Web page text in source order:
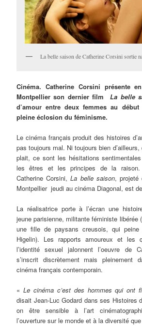
La belle saison de Catherine Corsini sortie
Cinéma. Catherine Corsini présente
Montpellier son dernier film
La belle
d’amour entre deux femmes au
pleine éclosion du féminisme.
Le cinéma français produit des histoires
pas toujours mal. Ni toujours bien
plait, ce sont les hésitations
les êtres et les principes de la
Catherine Corsini, La belle saison, projeté
Montpellier jeudi au cinéma Diagonal, est
La réalisatrice porte à l’écran une
jeune parisienne, militante féministe libérée
une fille de paysans creusois, qui peine
Higelin). Les rapports amoureux et les
l’identité sexuel jalonnent l’oeuvre de
s’inscrit discrètement mais pleinement
cinéma français contemporain.
« Le cinéma c’est des hommes qui ont
disait Jean-Luc Godard dans ses Histoires
on être sensible à l’art
l’ouverture sur le monde et à la diversité